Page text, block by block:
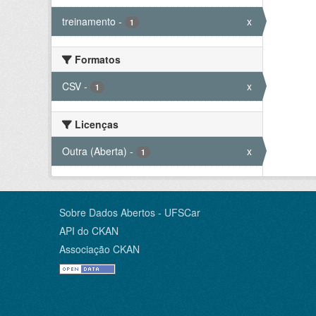
treinamento - 1 x
Formatos
CSV - 1 x
Licenças
Outra (Aberta) - 1 x
Sobre Dados Abertos - UFSCar
API do CKAN
Associação CKAN